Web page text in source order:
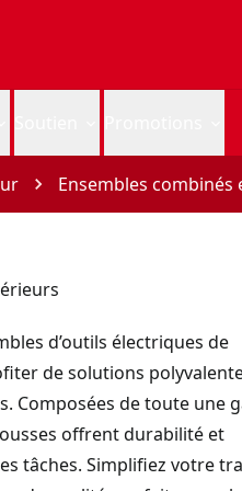
Ensembles combinés
d’outils électriques de
de solutions
Composées de toute une
offrent durabilité et
tâches. Simplifiez votre